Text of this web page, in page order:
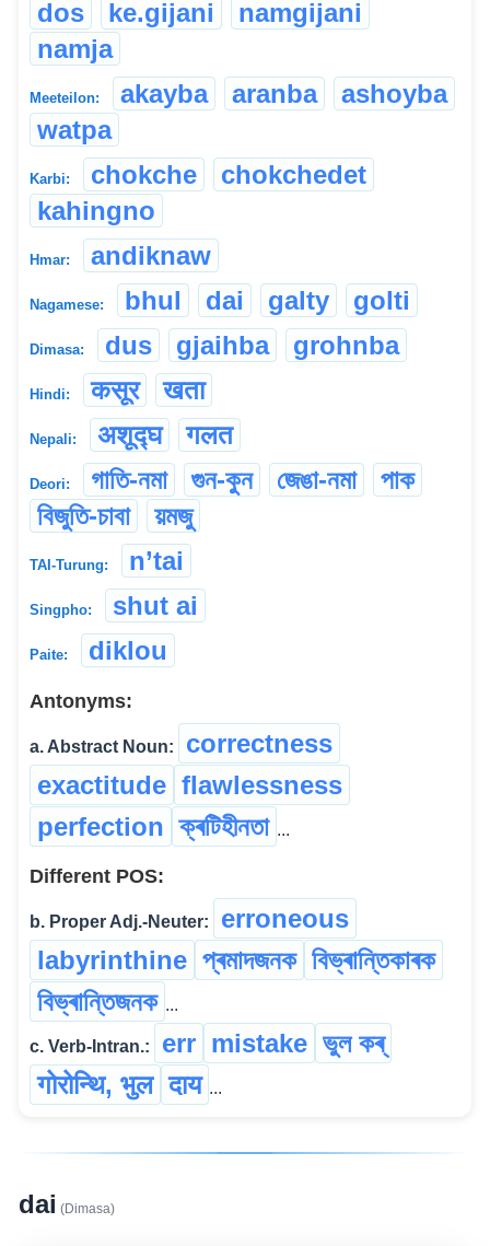
dos
ke.gijani
namgijani
namja
Meeteilon: akayba aranba
ashoyba
watpa
Karbi: chokche
chokchedet
kahingno
Hmar: andiknaw
Nagamese: bhul dai galty golti
Dimasa: dus gjaihba grohnba
Hindi: कसूर खता
Nepali: अशूद्घ गलत
Deori: গাতি-নমা গুন-কুন জেঙা-নমা
পাক
বিজুতি-চাবা
য়মজু
TAI-Turung: n’tai
Singpho: shut ai
Paite: diklou
Antonyms:
a. Abstract Noun:
correctness
exactitude flawlessness
perfection ক্ৰটিহীনতা ...
Different POS:
b. Proper Adj.-Neuter:
erroneous
labyrinthine প্ৰমাদজনক বিভ্ৰান্তিকাৰক
বিভ্ৰান্তিজনক ...
c. Verb-Intran.: err mistake ভুল কৰ্
गोरोन्थि, भुल दाय ...
dai (Dimasa)